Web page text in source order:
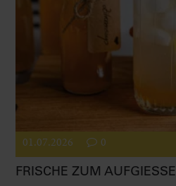
01.07.2026 0
FRISCHE ZUM AUFGIESSEN